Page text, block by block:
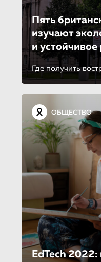
Пять
изучают
и устойчивое
Где получить
ОБЩЕСТВО
EdTech